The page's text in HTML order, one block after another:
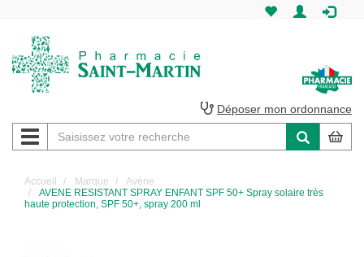
Martin
Pharmacie
Déposer mon ordonnance
Navigation
Accueil Marque
Avène
AVENE RESISTANT SPRAY ENFANT SPF 50+ Spray solaire très
haute protection, SPF 50+, spray 200 ml